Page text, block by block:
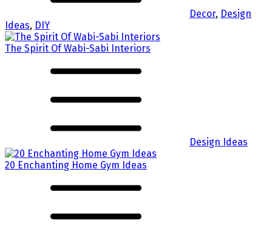
Decor, Design
Ideas, DIY
The Spirit Of Wabi-Sabi Interiors
Design Ideas
20 Enchanting Home Gym Ideas